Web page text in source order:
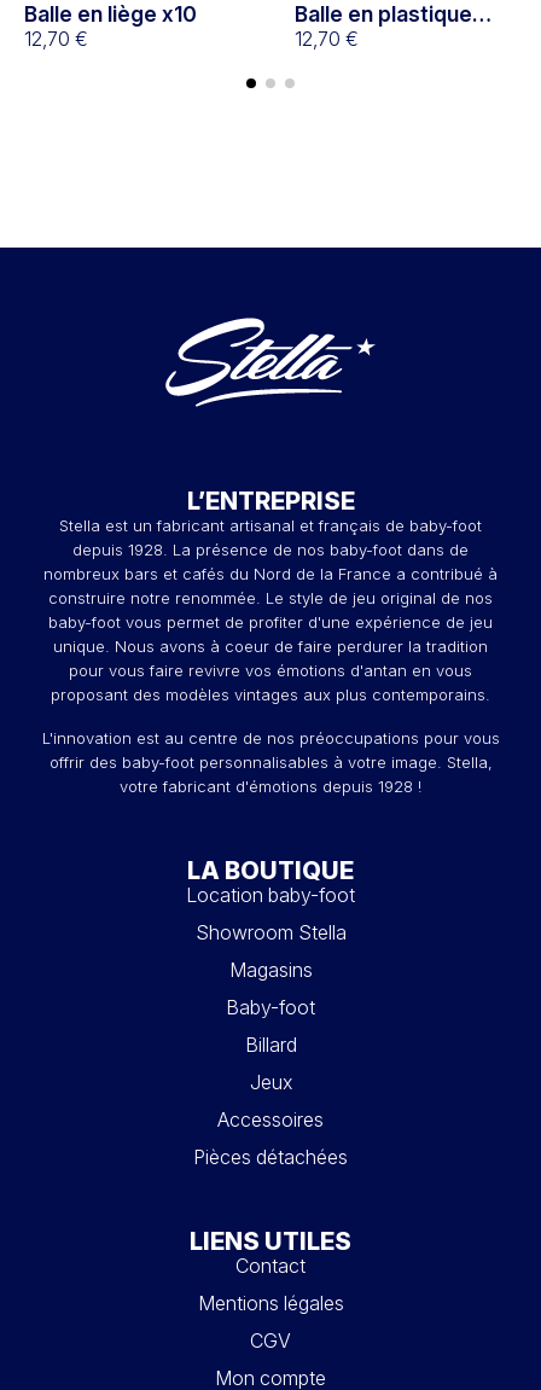
Balle en liège x10
12,70 €
Balle en plastique
blanche x10
12,70 €
L’ENTREPRISE
Stella est un fabricant artisanal et français de baby-foot
depuis 1928. La présence de nos baby-foot dans de
nombreux bars et cafés du Nord de la France a contribué à
construire notre renommée. Le style de jeu original de nos
baby-foot vous permet de profiter d'une expérience de jeu
unique. Nous avons à coeur de faire perdurer la tradition
pour vous faire revivre vos émotions d'antan en vous
proposant des modèles vintages aux plus contemporains.
L'innovation est au centre de nos préoccupations pour vous
offrir des baby-foot personnalisables à votre image. Stella,
votre fabricant d'émotions depuis 1928 !
LA BOUTIQUE
Location baby-foot
Showroom Stella
Magasins
Baby-foot
Billard
Jeux
Accessoires
Pièces détachées
LIENS UTILES
Contact
Mentions légales
CGV
Mon compte